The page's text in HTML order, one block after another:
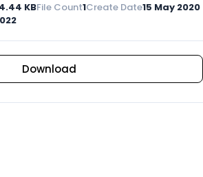
KBFile Count1Create Date15 May 2020
Download